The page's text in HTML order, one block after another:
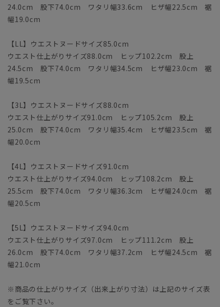
24.0cm 股下74.0cm ワタリ幅33.6cm ヒザ幅22.5cm 裾
幅19.0cm
【LL】ウエストヌードサイズ85.0cm
ウエスト仕上がりサイズ88.0cm ヒップ102.2cm 股上
24.5cm 股下74.0cm ワタリ幅34.5cm ヒザ幅23.0cm 裾
幅19.5cm
【3L】ウエストヌードサイズ88.0cm
ウエスト仕上がりサイズ91.0cm ヒップ105.2cm 股上
25.0cm 股下74.0cm ワタリ幅35.4cm ヒザ幅23.5cm 裾
幅20.0cm
【4L】ウエストヌードサイズ91.0cm
ウエスト仕上がりサイズ94.0cm ヒップ108.2cm 股上
25.5cm 股下74.0cm ワタリ幅36.3cm ヒザ幅24.0cm 裾
幅20.5cm
【5L】ウエストヌードサイズ94.0cm
ウエスト仕上がりサイズ97.0cm ヒップ111.2cm 股上
26.0cm 股下74.0cm ワタリ幅37.2cm ヒザ幅24.5cm 裾
幅21.0cm
※商品の仕上がりサイズ（出来上がり寸法）は上記のサイズ表
をご覧下さい。